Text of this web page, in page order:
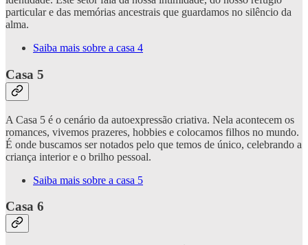
particular e das memórias ancestrais que guardamos no silêncio da
alma.
Saiba mais sobre a casa 4
Casa 5
A Casa 5 é o cenário da autoexpressão criativa. Nela acontecem os
romances, vivemos prazeres, hobbies e colocamos filhos no mundo.
É onde buscamos ser notados pelo que temos de único, celebrando a
criança interior e o brilho pessoal.
Saiba mais sobre a casa 5
Casa 6